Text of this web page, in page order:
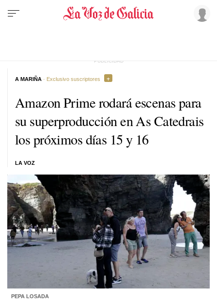
Amazon Prime rodará escenas para
su superproducción en As Catedrais
los próximos días 15 y 16
LA VOZ
A MARIÑA · Exclusivo suscriptores
PEPA LOSADA